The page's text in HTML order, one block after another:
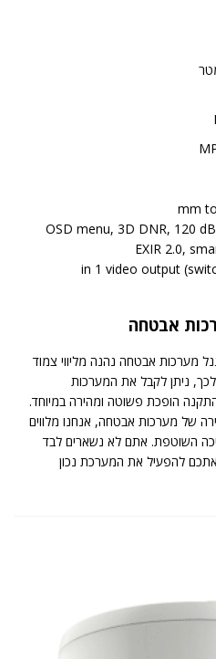
OSD menu, 3D DNR, 120
EXIR 2.0,
אבטחה
מערכות אבטחה נהנה מליווי צמוד
ניתן לקבל את המערכות
הופכת פשוטה ומהירה במיוחד.
של מערכות אבטחה, אנחנו מלווים
השוטפת. אתם לא נשארים לבד
להפעיל את המערכת נכון